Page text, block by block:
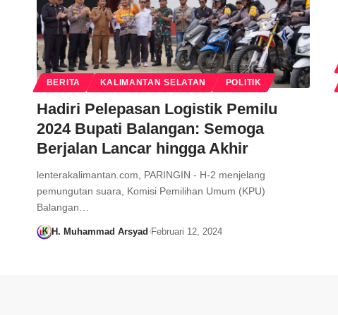
BERITA KALIMANTAN SELATAN POLITIK
Hadiri Pelepasan Logistik Pemilu
2024 Bupati Balangan: Semoga
Berjalan Lancar hingga Akhir
lenterakalimantan.com, PARINGIN - H-2 menjelang
pemungutan suara, Komisi Pemilihan Umum (KPU)
Balangan…
H. Muhammad Arsyad Februari 12, 2024